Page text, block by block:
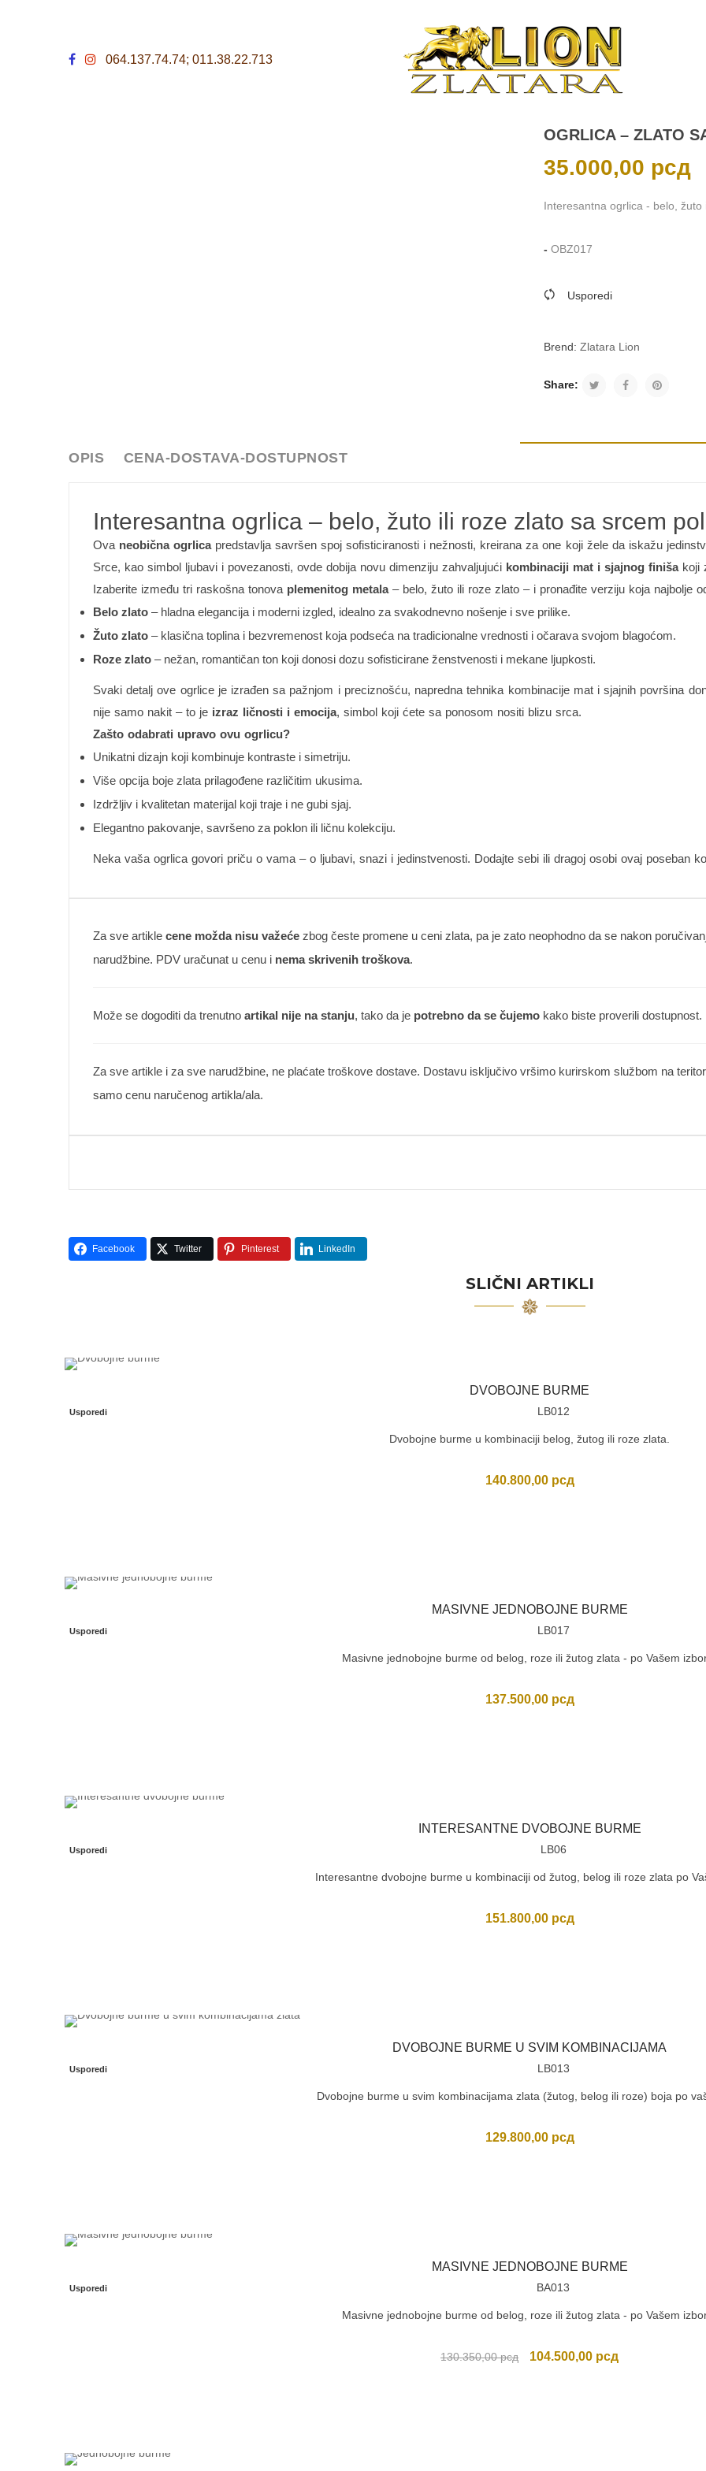
064.137.74.74; 011.38.22.713
OGRLICA – ZLATO
35.000,00 рсд
Interesantna ogrlica - belo,
-OBZ017
Usporedi
Brend:Zlatara Lion
Share:
OPIS CENA-DOSTAVA-DOSTUPNOST
Interesantna ogrlica – belo, žuto ili roze zlato sa srcem
Ova neobična ogrlicapredstavlja savršen spoj sofisticiranosti i nežnosti, kreirana za one koji žele da iskažu
Srce, kao simbol ljubavi i povezanosti, ovde dobija novu dimenziju zahvaljujući kombinaciji mat i sjajnog finišakoji
Izaberite između tri raskošna tonova plemenitog metala– belo, žuto ili roze zlato – i pronađite verziju koja najbolje
Belo zlato – hladna elegancija i moderni izgled, idealno za svakodnevno nošenje i sve prilike.
Žuto zlato – klasična toplina i bezvremenost koja podseća na tradicionalne vrednosti i očarava svojom blagoćom.
Roze zlato – nežan, romantičan ton koji donosi dozu sofisticirane ženstvenosti i mekane ljupkosti.
Svaki detalj ove ogrlice je izrađen sa pažnjom i preciznošću, napredna tehnika kombinacije mat i sjajnih površina
nije samo nakit – to je izraz ličnosti i emocija, simbol koji ćete sa ponosom nositi blizu srca.
Zašto odabrati upravo ovu ogrlicu?
Unikatni dizajn koji kombinuje kontraste i simetriju.
Više opcija boje zlata prilagođene različitim ukusima.
Izdržljiv i kvalitetan materijal koji traje i ne gubi sjaj.
Elegantno pakovanje, savršeno za poklon ili ličnu kolekciju.
Neka vaša ogrlica govori priču o vama – o ljubavi, snazi i jedinstvenosti. Dodajte sebi ili dragoj osobi ovaj poseban
Za sve artikle cene možda nisu važeće zbog česte promene u ceni zlata, pa je zato neophodno da se nakon
narudžbine. PDV uračunat u cenu i nema skrivenih troškova.
Može se dogoditi da trenutno artikal nije na stanju, tako da je potrebno da se čujemo kako biste proverili dostupnost.
Za sve artikle i za sve narudžbine, ne plaćate troškove dostave. Dostavu isključivo vršimo kurirskom službom na
samo cenu naručenog artikla/ala.
Facebook Twitter Pinterest LinkedIn
SLIČNI ARTIKLI
DVOBOJNE BURME
Usporedi LB012
Dvobojne burme u kombinaciji belog, žutog ili roze zlata.
140.800,00 рсд
MASIVNE JEDNOBOJNE BURME
Usporedi LB017
Masivne jednobojne burme od belog, roze ili žutog zlata - po Vašem
137.500,00 рсд
INTERESANTNE DVOBOJNE BURME
Usporedi LB06
Interesantne dvobojne burme u kombinaciji od žutog, belog ili roze zlata po
151.800,00 рсд
DVOBOJNE BURME U SVIM KOMBINACIJAMA
Usporedi LB013
Dvobojne burme u svim kombinacijama zlata (žutog, belog ili roze) boja po
129.800,00 рсд
MASIVNE JEDNOBOJNE BURME
Usporedi BA013
Masivne jednobojne burme od belog, roze ili žutog zlata - po Vašem
130.350,00рсд
Originalna
104.500,00 рсд